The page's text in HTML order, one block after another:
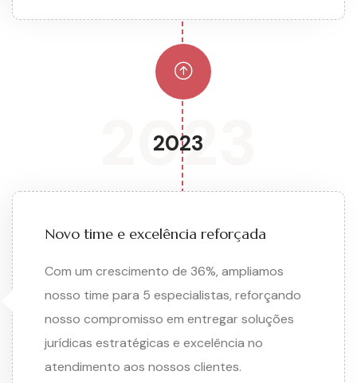
2023
2023
Novo time e excelência reforçada
Com um crescimento de 36%, ampliamos
nosso time para 5 especialistas, reforçando
nosso compromisso em entregar soluções
jurídicas estratégicas e excelência no
atendimento aos nossos clientes.